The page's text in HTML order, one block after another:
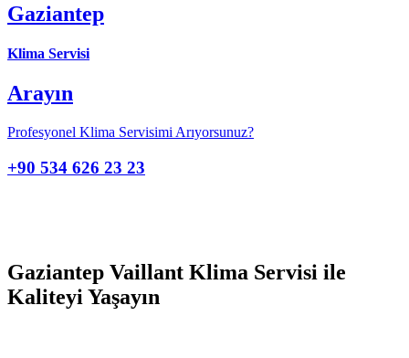
Gaziantep
Klima Servisi
Arayın
Profesyonel Klima Servisimi Arıyorsunuz?
+90 534 626 23 23
Gaziantep Vaillant Klima Servisi ile
Kaliteyi Yaşayın